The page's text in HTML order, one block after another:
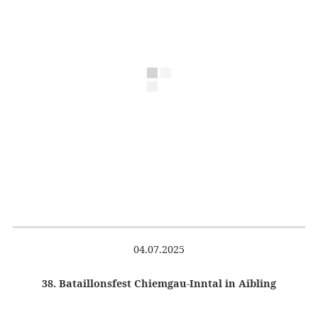
04.07.2025
38. Bataillonsfest Chiemgau-Inntal in Aibling